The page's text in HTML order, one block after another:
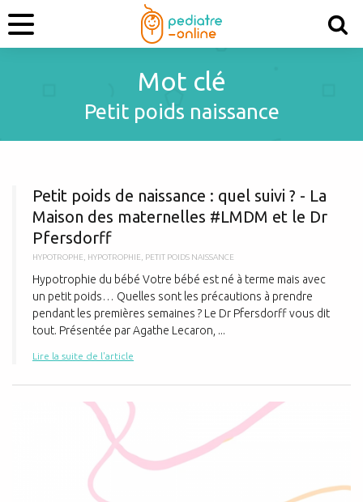
Mot clé
Petit poids naissance
Petit poids de naissance : quel suivi ? - La
Maison des maternelles #LMDM​ et le Dr
Pfersdorff
HYPOTROPHE HYPOTROPHIE PETIT POIDS NAISSANCE
Hypotrophie du bébé Votre bébé est né à terme mais avec
un petit poids… Quelles sont les précautions à prendre
pendant les premières semaines ? Le Dr Pfersdorff vous dit
tout. Présentée par Agathe Lecaron, ...
Lire la suite de l'article